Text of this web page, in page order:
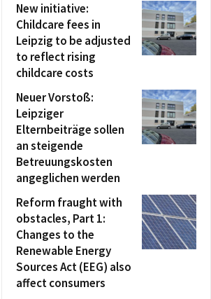
New initiative:
Childcare fees in
Leipzig to be adjusted
to reflect rising
childcare costs
Neuer Vorstoß:
Leipziger
Elternbeiträge sollen
an steigende
Betreuungskosten
angeglichen werden
Reform fraught with
obstacles, Part 1:
Changes to the
Renewable Energy
Sources Act (EEG) also
affect consumers